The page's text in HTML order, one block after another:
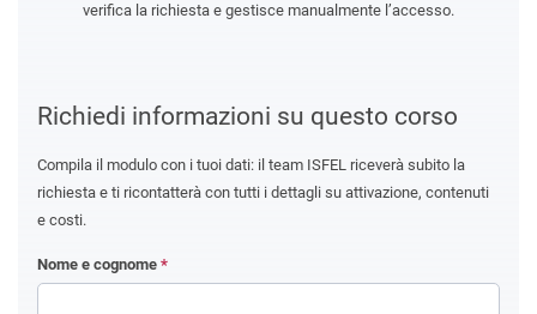
Richiedi informazioni su questo corso
Compila il modulo con i tuoi dati: il team ISFEL riceverà subito la
richiesta e ti ricontatterà con tutti i dettagli su attivazione, contenuti
e costi.
Nome e cognome *
verifica la richiesta e gestisce manualmente l’accesso.